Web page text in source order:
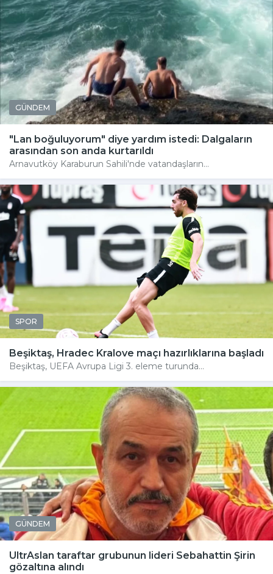
GÜNDEM
"Lan boğuluyorum" diye yardım istedi: Dalgaların
arasından son anda kurtarıldı
Arnavutköy Karaburun Sahili'nde vatandaşların...
SPOR
Beşiktaş, Hradec Kralove maçı hazırlıklarına başladı
Beşiktaş, UEFA Avrupa Ligi 3. eleme turunda...
GÜNDEM
UltrAslan taraftar grubunun lideri Sebahattin Şirin
gözaltına alındı